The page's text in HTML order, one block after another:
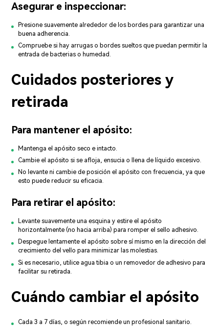
Asegurar e inspeccionar:
Presione suavemente alrededor de los bordes para garantizar una
buena adherencia.
Compruebe si hay arrugas o bordes sueltos que puedan permitir la
entrada de bacterias o humedad.
Cuidados posteriores y
retirada
Para mantener el apósito:
Mantenga el apósito seco e intacto.
Cambie el apósito si se afloja, ensucia o llena de líquido excesivo.
No levante ni cambie de posición el apósito con frecuencia, ya que
esto puede reducir su eficacia.
Para retirar el apósito:
Levante suavemente una esquina y estire el apósito
horizontalmente (no hacia arriba) para romper el sello adhesivo.
Despegue lentamente el apósito sobre sí mismo en la dirección del
crecimiento del vello para minimizar las molestias.
Si es necesario, utilice agua tibia o un removedor de adhesivo para
facilitar su retirada.
Cuándo cambiar el apósito
Cada 3 a 7 días, o según recomiende un profesional sanitario.